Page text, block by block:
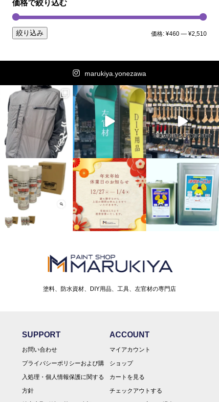
価格で絞り込む
絞り込み 価格:¥460 —¥2,510
marukiya.yonezawa
塗料、防水資材、DIY用品、工具、左官材の専門店
SUPPORT
お問い合わせ
プライバシーポリシーおよび購
入処理・個人情報保護に関する
方針
ACCOUNT
マイアカウント
ショップ
カートを見る
チェックアウトする